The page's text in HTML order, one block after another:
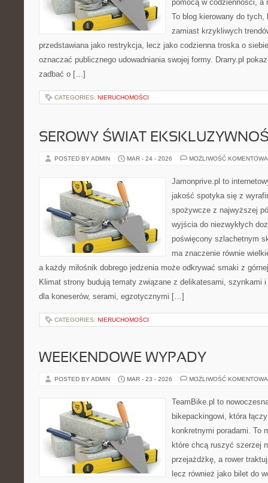
pomocą w codzienności, a
To blog kierowany do
zamiast krzykliwych
przedstawiana jako restrykcja, lecz jako codzienna troska o
oznaczać publicznego udowadniania swojej formy. Drarry.pl
zadbać o […]
CATEGORIES: NIERUCHOMOŚCI
SEROWY ŚWIAT
POSTED BY ADMIN MAR - 24 - 2026 MOŻLIWOŚĆ
Jamonprive.pl to
jakość spotyka się z
spożywcze z najwyższej
wyjścia do niezwykłych
poświęcony szlachetnym
ma znaczenie równie
a każdy miłośnik dobrego jedzenia może odkrywać smaki z
Klimat strony budują tematy związane z delikatesami, szynkami
dla koneserów, serami, egzotycznymi […]
CATEGORIES: NIERUCHOMOŚCI
WEEKENDOWE WYPADY
POSTED BY ADMIN MAR - 23 - 2026 MOŻLIWOŚĆ
TeamBike.pl to
bikepackingowi, która
konkretnymi poradami. To
które chcą ruszyć szerzej
przejażdżkę, a rower
lecz również jako bilet do